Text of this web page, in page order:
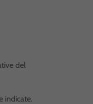
del
indicate.